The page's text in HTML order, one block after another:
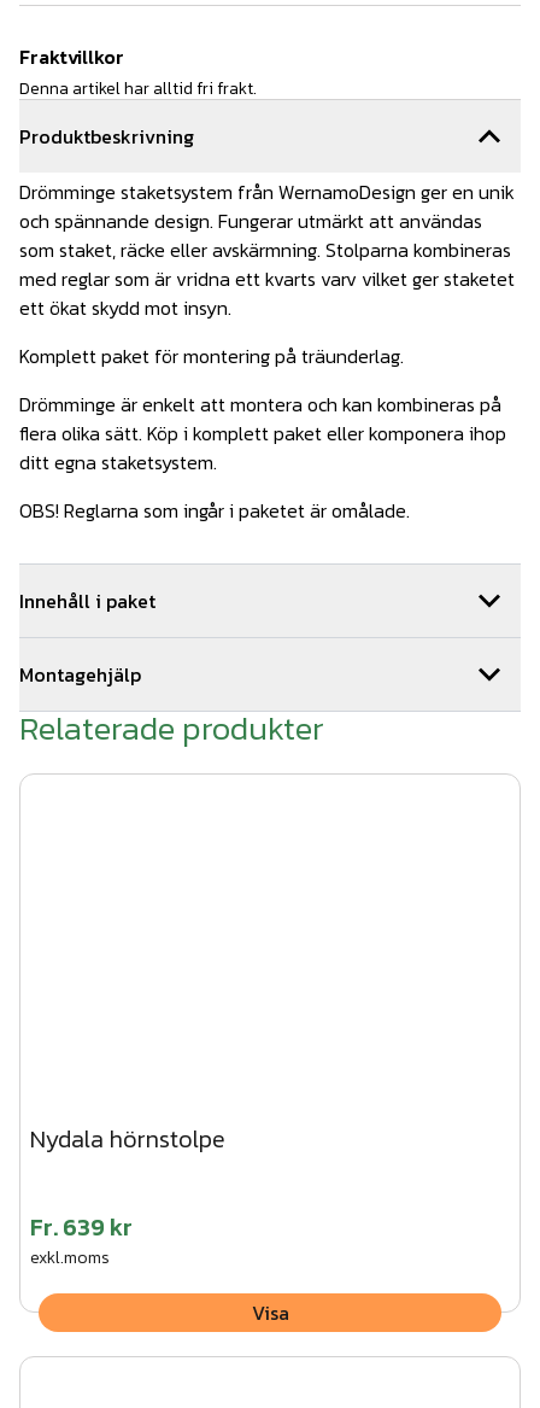
Produktbeskrivning
Drömminge staketsystem från WernamoDesign ger en unik
och spännande design. Fungerar utmärkt att användas
som staket, räcke eller avskärmning. Stolparna kombineras
med reglar som är vridna ett kvarts varv vilket ger staketet
ett ökat skydd mot insyn.
Komplett paket för montering på träunderlag.
Drömminge är enkelt att montera och kan kombineras på
flera olika sätt. Köp i komplett paket eller komponera ihop
ditt egna staketsystem.
OBS! Reglarna som ingår i paketet är omålade.
Innehåll i paket
2st Drömminge ände 1780 mm
4st Montageskruv träreglar 100st Art.nr.WerDe-902
5 st Drömminge mellan 1780 mm VFZ
9st WernamoDesign stolphatt vfz Art.nr.Wer501-3
Montagehjälp
Så här monterar du ditt staket:
1. Tryck fast stolpen på stolpfoten.
Fraktvillkor
Denna artikel har alltid fri frakt.
Relaterade produkter
Nydala hörnstolpe
Fr.639 kr
exkl.moms
Visa